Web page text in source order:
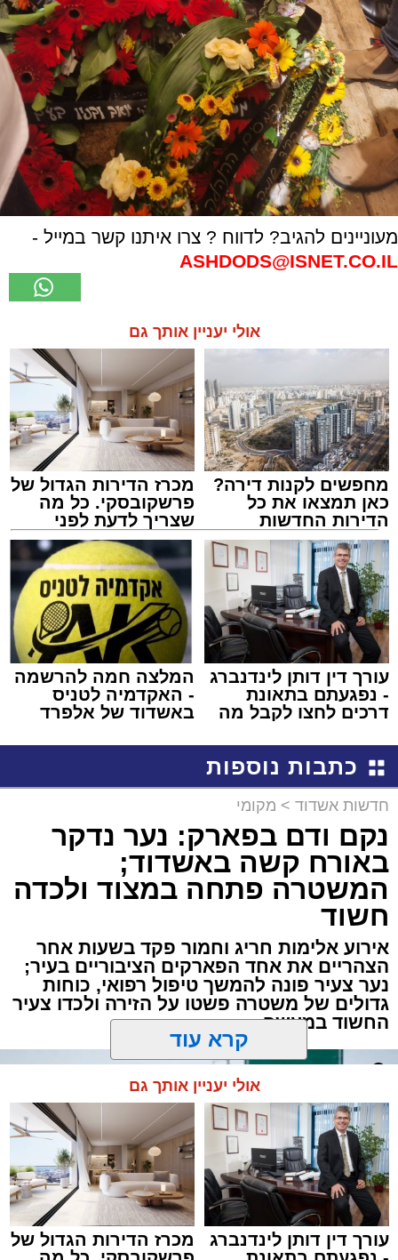
מעוניינים להגיב? לדווח ? צרו איתנו קשר במייל -
ASHDODS@ISNET.CO.IL
אולי יעניין אותך גם
מחפשים לקנות דירה?
כאן תמצאו את כל
הדירות החדשות
למכירה באשדוד >>>
מכרז הדירות הגדול של
פרשקובסקי. כל מה
שצריך לדעת לפני
שמגישים הצעה לדירה
באשדוד
עורך דין דותן לינדנברג
- נפגעתם בתאונת
דרכים לחצו לקבל מה
המלצה חמה להרשמה
- האקדמיה לטניס
באשדוד של אלפרד
כתבות נוספות
חדשות אשדוד > מקומי
נקם ודם בפארק: נער נדקר
באורח קשה באשדוד;
המשטרה פתחה במצוד ולכדה
חשוד
אירוע אלימות חריג וחמור פקד בשעות אחר
הצהריים את אחד הפארקים הציבוריים בעיר;
נער צעיר פונה להמשך טיפול רפואי, כוחות
גדולים של משטרה פשטו על הזירה ולכדו צעיר
החשוד במעשה
קרא עוד
אולי יעניין אותך גם
עורך דין דותן לינדנברג
מכרז הדירות הגדול של